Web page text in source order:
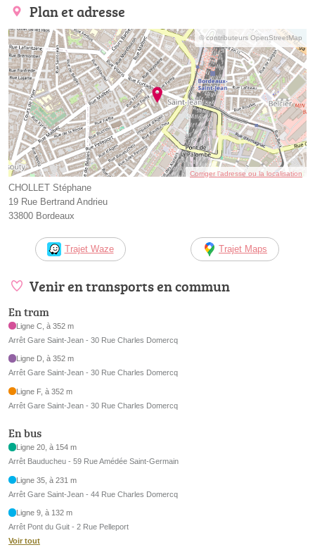
Plan et adresse
© contributeurs OpenStreetMap
Corriger l’adresse ou la localisation
CHOLLET Stéphane
19 Rue Bertrand Andrieu
33800 Bordeaux
Trajet Waze Trajet Maps
Venir en transports en commun
En tram
Ligne C, à 352 m
Arrêt Gare Saint-Jean - 30 Rue Charles Domercq
Ligne D, à 352 m
Arrêt Gare Saint-Jean - 30 Rue Charles Domercq
Ligne F, à 352 m
Arrêt Gare Saint-Jean - 30 Rue Charles Domercq
En bus
Ligne 20, à 154 m
Arrêt Bauducheu - 59 Rue Amédée Saint-Germain
Ligne 35, à 231 m
Arrêt Gare Saint-Jean - 44 Rue Charles Domercq
Ligne 9, à 132 m
Arrêt Pont du Guit - 2 Rue Pelleport
Voir tout